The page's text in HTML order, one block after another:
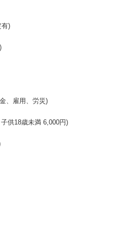
)
、雇用、労災)
供18歳未満 6,000円)